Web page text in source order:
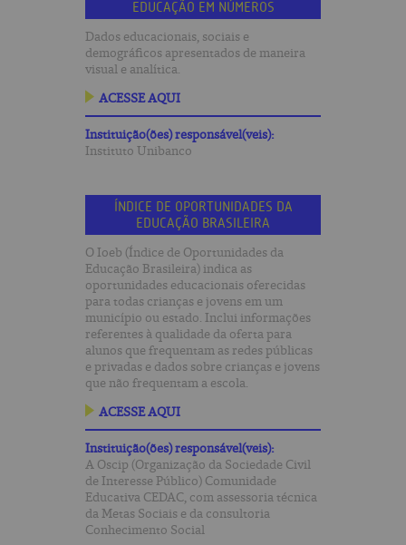
EDUCAÇÃO EM NÚMEROS
Dados educacionais, sociais e
demográficos apresentados de maneira
visual e analítica.
ACESSE AQUI
Instituição(ões) responsável(veis):
Instituto Unibanco
ÍNDICE DE OPORTUNIDADES DA
EDUCAÇÃO BRASILEIRA
O Ioeb (Índice de Oportunidades da
Educação Brasileira) indica as
oportunidades educacionais oferecidas
para todas crianças e jovens em um
município ou estado. Inclui informações
referentes à qualidade da oferta para
alunos que frequentam as redes públicas
e privadas e dados sobre crianças e jovens
que não frequentam a escola.
ACESSE AQUI
Instituição(ões) responsável(veis):
A Oscip (Organização da Sociedade Civil
de Interesse Público) Comunidade
Educativa CEDAC, com assessoria técnica
da Metas Sociais e da consultoria
Conhecimento Social